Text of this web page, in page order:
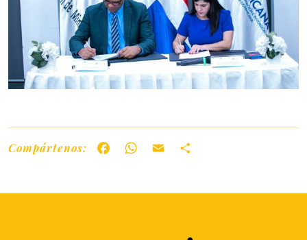
Compártenos: FacebookWhatsApp
Email